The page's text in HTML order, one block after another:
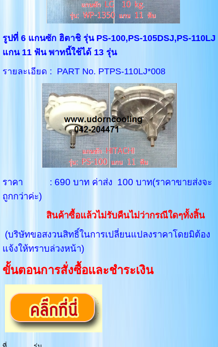
รูปที่ 6 แกนซัก ฮิตาชิ รุ่น PS-100,PS-105DSJ,PS-110LJ
แกน 11 ฟัน พาทนี้ใช้ได้ 13 รุ่น
รายละเอียด : PART No. PTPS-110LJ*008
ราคา : 690 บาท ค่าส่ง 100 บาท(ราคาขายส่งจะ
ถูกกว่าค่ะ)
สินค้าซื้อแล้วไม่รับคืนไม่ว่ากรณีใดๆทั้งสิ้น
(บริษัทขอสงวนสิทธิ์ในการเปลี่ยนแปลงราคาโดยมิต้อง
แจ้งให้ทราบล่วงหน้า)
ขั้นตอนการสั่งซื้อและชำระเงิน